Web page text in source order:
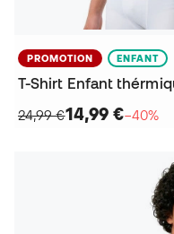
PROMOTION ENFANT
T-Shirt Enfant
24,99 €14,99 €−40%